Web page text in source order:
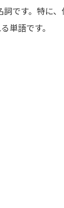
です。特に、
単語です。